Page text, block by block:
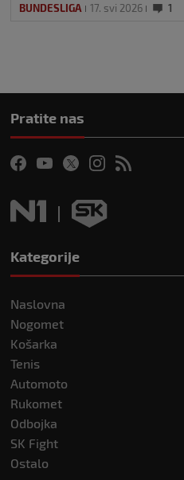
BUNDESLIGA 17. svi 2026 1
Pratite nas
Kategorije
Naslovna
Nogomet
Košarka
Tenis
Automoto
Rukomet
Odbojka
SK Fight
Ostalo